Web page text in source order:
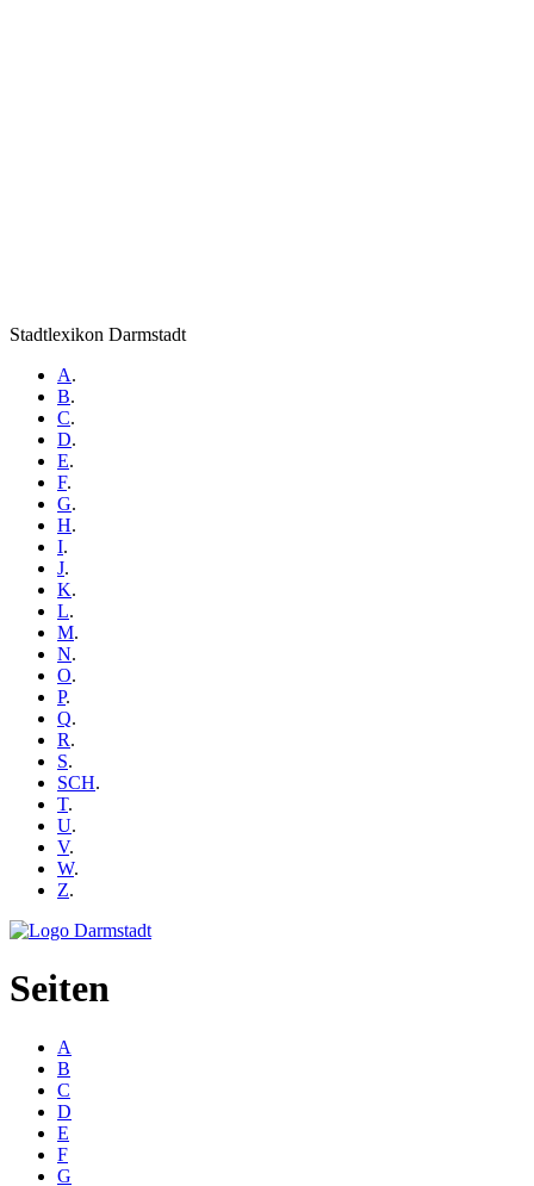
Stadtlexikon Darmstadt
A.
B.
C.
D.
E.
F.
G.
H.
I.
J.
K.
L.
M.
N.
O.
P.
Q.
R.
S.
SCH.
T.
U.
V.
W.
Z.
Seiten
A
B
C
D
E
F
G